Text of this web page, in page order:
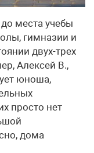
места учебы
гимназии и
двух-трех
Алексей В.,
юноша,
просто нет
дома